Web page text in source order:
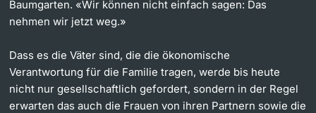
Baumgarten. «Wir können nicht einfach sagen: Das
nehmen wir jetzt weg.»
Dass es die Väter sind, die die ökonomische
Verantwortung für die Familie tragen, werde bis heute
nicht nur gesellschaftlich gefordert, sondern in der Regel
erwarten das auch die Frauen von ihren Partnern sowie die